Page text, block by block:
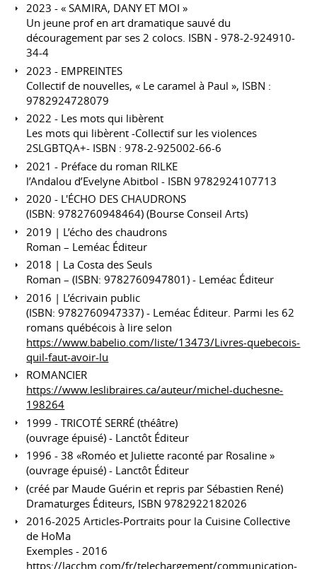
2023 - « SAMIRA, DANY ET MOI »
Un jeune prof en art dramatique sauvé du
découragement par ses 2 colocs. ISBN - 978-2-924910-
34-4
2023 - EMPREINTES
Collectif de nouvelles, « Le caramel à Paul », ISBN :
9782924728079
2022 - Les mots qui libèrent
Les mots qui libèrent -Collectif sur les violences
2SLGBTQA+- ISBN : 978-2-925002-66-6
2021 - Préface du roman RILKE
l’Andalou d’Evelyne Abitbol - ISBN 9782924107713
2020 - L'ÉCHO DES CHAUDRONS
(ISBN: 9782760948464) (Bourse Conseil Arts)
2019 | L’écho des chaudrons
Roman – Leméac Éditeur
2018 | La Costa des Seuls
Roman – (ISBN: 9782760947801) - Leméac Éditeur
2016 | L’écrivain public
(ISBN: 9782760947337) - Leméac Éditeur. Parmi les 62
romans québécois à lire selon
https://www.babelio.com/liste/13473/Livres-quebecois-
quil-faut-avoir-lu
ROMANCIER
https://www.leslibraires.ca/auteur/michel-duchesne-
198264
1999 - TRICOTÉ SERRÉ (théâtre)
(ouvrage épuisé) - Lanctôt Éditeur
1996 - 38 «Roméo et Juliette raconté par Rosaline »
(ouvrage épuisé) - Lanctôt Éditeur
(créé par Maude Guérin et repris par Sébastien René)
Dramaturges Éditeurs, ISBN 9782922182026
2016-2025 Articles-Portraits pour la Cuisine Collective
de HoMa
Exemples - 2016
https://lacchm.com/fr/telechargement/communication-